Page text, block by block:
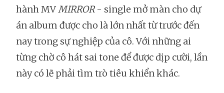
hành MVMIRROR - single mở màn cho dự
án album được cho là lớn nhất từ trước đến
nay trong sự nghiệp của cô. Với những ai
từng chờ cô hát sai tone để được dịp cười, lần
này có lẽ phải tìm trò tiêu khiển khác.